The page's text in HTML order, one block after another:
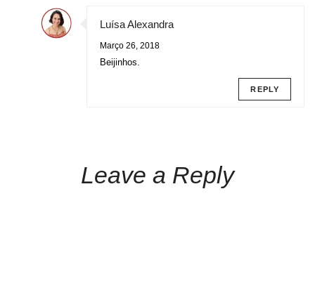
Luísa Alexandra
Março 26, 2018
Beijinhos.
REPLY
Leave a Reply